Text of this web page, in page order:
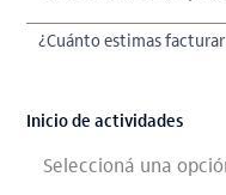
¿Cuánto estimas
Inicio de actividades
Seleccioná una